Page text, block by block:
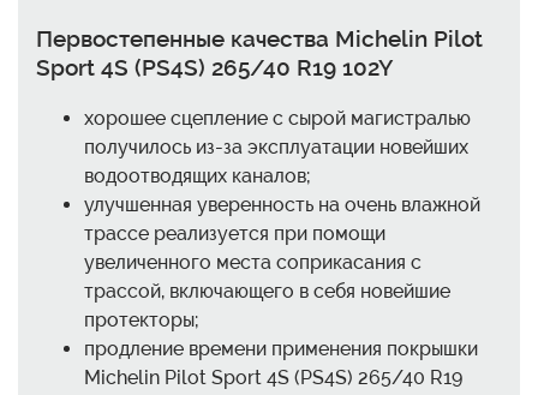
Первостепенные качества Michelin Pilot
Sport 4S (PS4S) 265/40 R19 102Y
хорошее сцепление с сырой магистралью
получилось из-за эксплуатации новейших
водоотводящих каналов;
улучшенная уверенность на очень влажной
трассе реализуется при помощи
увеличенного места соприкасания с
трассой, включающего в себя новейшие
протекторы;
продление времени применения покрышки
Michelin Pilot Sport 4S (PS4S) 265/40 R19